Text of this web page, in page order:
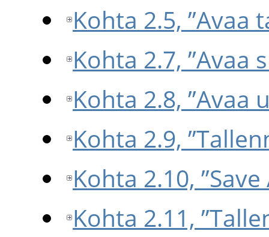
Kohta 2.5, ”Avaa
Kohta 2.7, ”Avaa
Kohta 2.8, ”Avaa
Kohta 2.9,
Kohta 2.10,
Kohta 2.11,